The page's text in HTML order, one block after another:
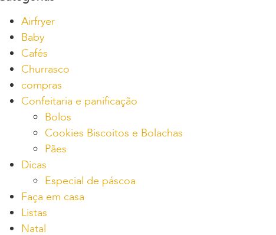
Airfryer
Baby
Cafés
Churrasco
compras
Confeitaria e panificação
Bolos
Cookies Biscoitos e Bolachas
Pães
Dicas
Especial de páscoa
Faça em casa
Listas
Natal